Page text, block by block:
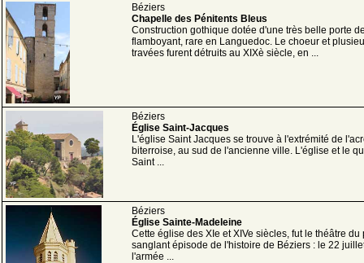
Béziers
Chapelle des Pénitents Bleus
Construction gothique dotée d'une très belle porte
flamboyant, rare en Languedoc. Le choeur et
travées furent détruits au XIXè siècle, en ...
Béziers
Église Saint-Jacques
L'église Saint Jacques se trouve à l'extrémité de
biterroise, au sud de l'ancienne ville. L'église et le
Saint ...
Béziers
Église Sainte-Madeleine
Cette église des XIe et XIVe siècles, fut le théâtre du
sanglant épisode de l'histoire de Béziers : le 22
l'armée ...